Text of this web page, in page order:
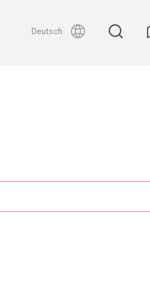
Deutsch